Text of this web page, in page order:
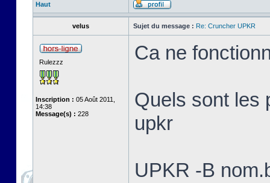
Haut
velus Sujet du message : Re: Cruncher UPKR
Rulezzz
Inscription : 05 Août 2011,
14:38
Message(s) : 228
Ca ne
Quels sont les
upkr
UPKR -B